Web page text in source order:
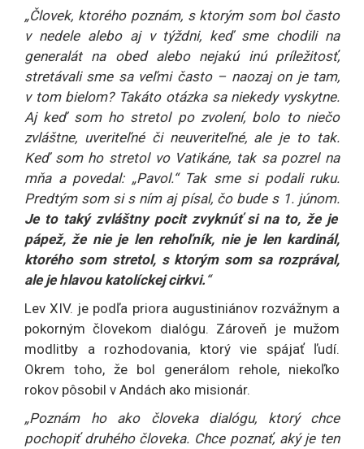
„Človek, ktorého poznám, s ktorým som bol často
v nedele alebo aj v týždni, keď sme chodili na
generalát na obed alebo nejakú inú príležitosť,
stretávali sme sa veľmi často – naozaj on je tam,
v tom bielom? Takáto otázka sa niekedy vyskytne.
Aj keď som ho stretol po zvolení, bolo to niečo
zvláštne, uveriteľné či neuveriteľné, ale je to tak.
Keď som ho stretol vo Vatikáne, tak sa pozrel na
mňa a povedal: „Pavol.“ Tak sme si podali ruku.
Predtým som si s ním aj písal, čo bude s 1. júnom.
Je to taký zvláštny pocit zvyknúť si na to, že je
pápež, že nie je len rehoľník, nie je len kardinál,
ktorého som stretol, s ktorým som sa rozprával,
ale je hlavou katolíckej cirkvi. “
Lev XIV. je podľa priora augustiniánov rozvážnym a
pokorným človekom dialógu. Zároveň je mužom
modlitby a rozhodovania, ktorý vie spájať ľudí.
Okrem toho, že bol generálom rehole, niekoľko
rokov pôsobil v Andách ako misionár.
„Poznám ho ako človeka dialógu, ktorý chce
pochopiť druhého človeka. Chce poznať, aký je ten